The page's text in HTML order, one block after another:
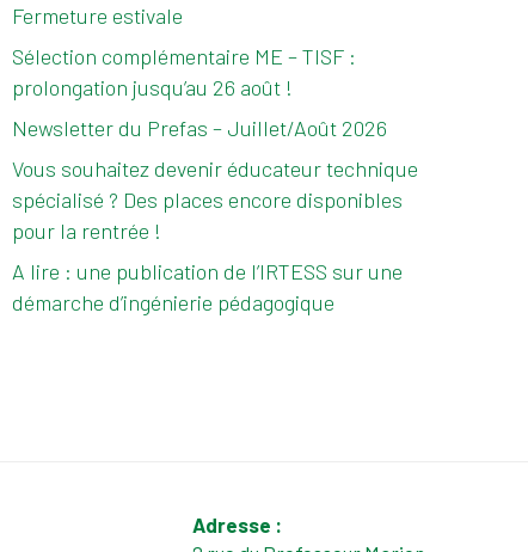
Fermeture estivale
Sélection complémentaire ME – TISF :
prolongation jusqu’au 26 août !
Newsletter du Prefas – Juillet/Août 2026
Vous souhaitez devenir éducateur technique
spécialisé ? Des places encore disponibles
pour la rentrée !
A lire : une publication de l’IRTESS sur une
démarche d’ingénierie pédagogique
Adresse :